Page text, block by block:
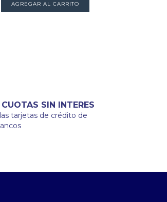
AGREGAR AL CARRITO
SIN INTERES
tarjetas de crédito de